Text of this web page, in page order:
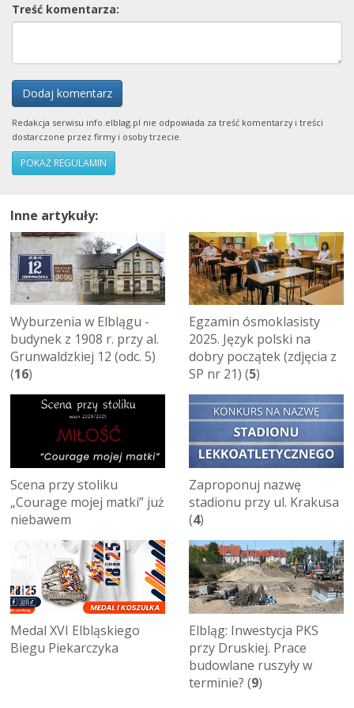
Treść komentarza:
Dodaj komentarz
Redakcja serwisu info.elblag.pl nie odpowiada za treść komentarzy i treści
dostarczone przez firmy i osoby trzecie.
POKAŻ REGULAMIN
Inne artykuły:
Wyburzenia w Elblągu -
budynek z 1908 r. przy al.
Grunwaldzkiej 12 (odc. 5)
(16)
Egzamin ósmoklasisty
2025. Język polski na
dobry początek (zdjęcia z
SP nr 21) (5)
Scena przy stoliku
„Courage mojej matki” już
niebawem
Zaproponuj nazwę
stadionu przy ul. Krakusa
(4)
Medal XVI Elbląskiego
Biegu Piekarczyka
Elbląg: Inwestycja PKS
przy Druskiej. Prace
budowlane ruszyły w
terminie? (9)